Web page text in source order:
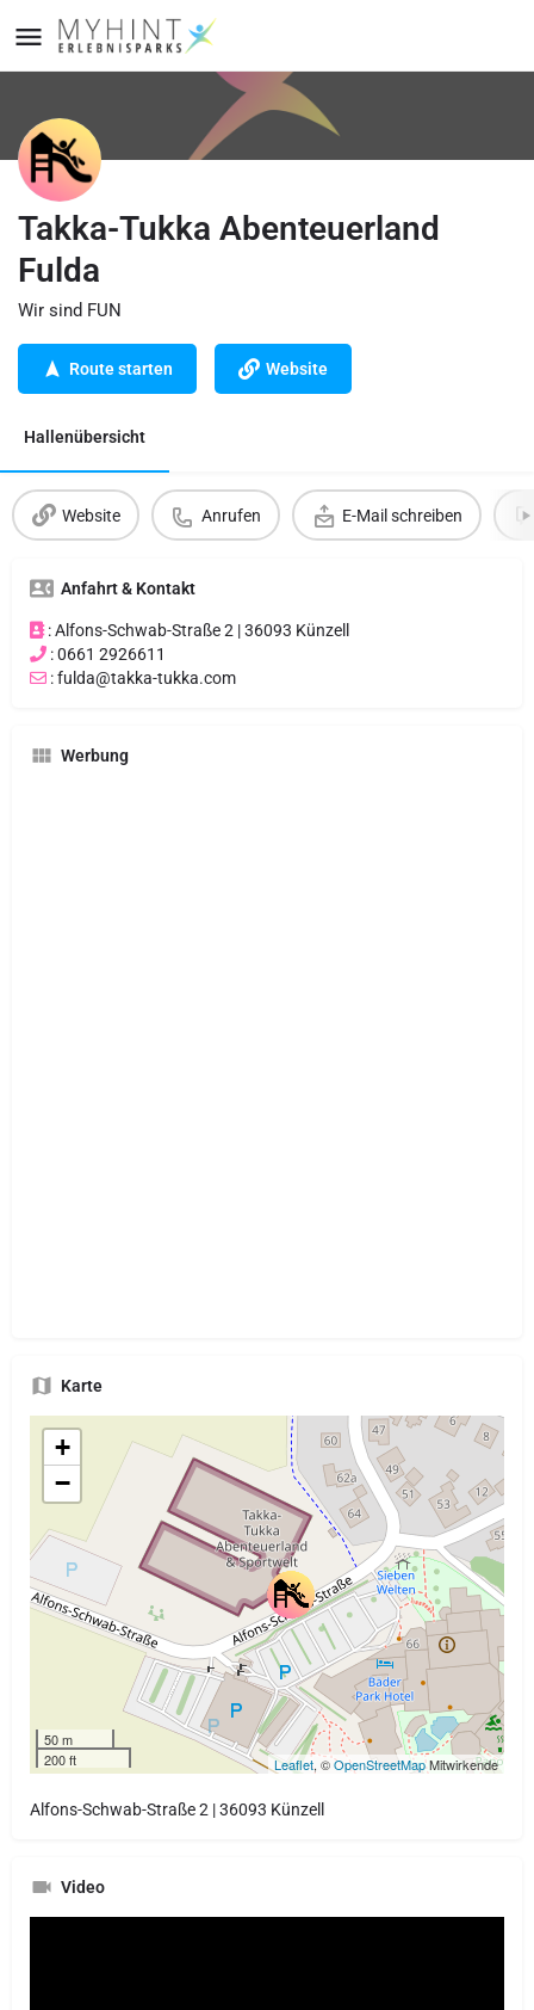
Takka-Tukka Abenteuerland
Fulda
Wir sind FUN
Route starten Website
Hallenübersicht
Website Anrufen E-Mail schreiben
Anfahrt & Kontakt
: Alfons-Schwab-Straße 2 | 36093 Künzell
: 0661 2926611
: fulda@takka-tukka.com
Werbung
Karte
+
−
50 m
200 ft
Leaflet, ©OpenStreetMapMitwirkende
Alfons-Schwab-Straße 2 | 36093 Künzell
Video